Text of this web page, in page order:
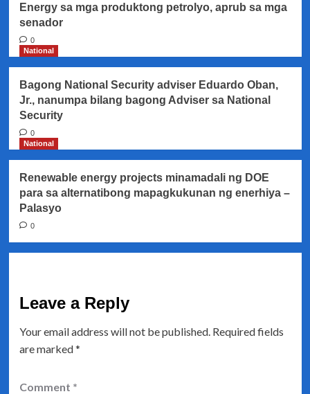
Energy sa mga produktong petrolyo, aprub sa mga
senador
0
National
Bagong National Security adviser Eduardo Oban,
Jr., nanumpa bilang bagong Adviser sa National
Security
0
National
Renewable energy projects minamadali ng DOE
para sa alternatibong mapagkukunan ng enerhiya –
Palasyo
0
Leave a Reply
Your email address will not be published. Required fields
are marked*
Comment *